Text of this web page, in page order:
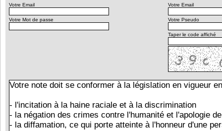
Votre Email
Votre Mot de passe
Votre Email
Votre Pseudo
Taper le code affiché